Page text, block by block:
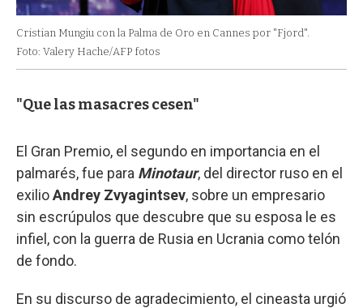
Cristian Mungiu con la Palma de Oro en Cannes por "Fjord".
Foto: Valery Hache/AFP fotos
"Que las masacres cesen"
El Gran Premio, el segundo en importancia en el
palmarés, fue para Minotaur, del director ruso en el
exilioAndrey Zvyagintsev, sobre un empresario
sin escrúpulos que descubre que su esposa le es
infiel, con la guerra de Rusia en Ucrania como telón
de fondo.
En su discurso de agradecimiento, el cineasta urgió